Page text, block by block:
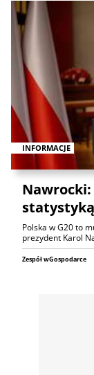
INFORMACJE
statystyką
Polska w G20 to
prezydent Karol
Zespół wGospodarce